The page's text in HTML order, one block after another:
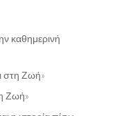
καθημερινή
στη Ζωή»
Ζωή»